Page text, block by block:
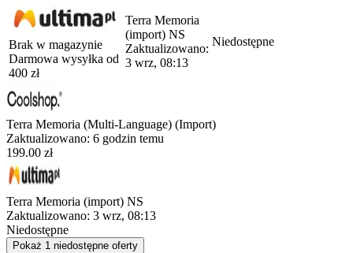
Brak w magazynie
Darmowa wysyłka od
400 zł
Terra Memoria
(import) NS
Zaktualizowano:
3 wrz, 08:13
Niedostępne
Terra Memoria (Multi-Language) (Import)
Zaktualizowano: 6 godzin temu
199.00 zł
Terra Memoria (import) NS
Zaktualizowano: 3 wrz, 08:13
Niedostępne
Pokaż 1 niedostępne oferty